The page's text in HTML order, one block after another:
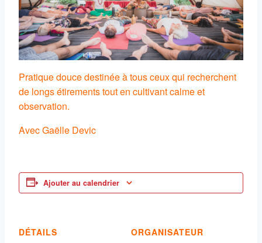
Pratique douce destinée à tous ceux qui recherchent
de longs étirements tout en cultivant calme et
observation.
Avec Gaëlle Devic
Ajouter au calendrier
DÉTAILS
ORGANISATEUR